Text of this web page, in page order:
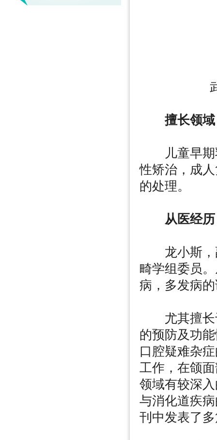
擅长领域
儿童早期
性矫治，成
的处理。
从医经历
龙小斯，
畸学组委员
病，多发病
尤其擅长
的预防及功
口腔疑难杂
工作，在颌
领域有较深
与消化道疾
刊中发表了